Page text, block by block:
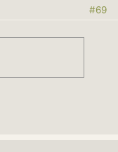
#69